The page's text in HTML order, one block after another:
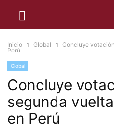
Inicio Global
Concluye
Perú
Global
Concluye
segunda
en Perú